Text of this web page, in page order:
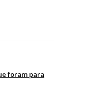
foram para